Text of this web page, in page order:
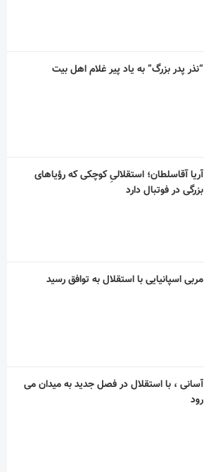
“نذر پدر بزرگ” به یاد پیر غلام اهل بیت
آریا آقاسلطان؛ استقلالیِ کوچکی که رؤیاهای
بزرگی در فوتبال دارد
مربی اسپانیایی با استقلال به توافق رسید
آسانی ، با استقلال در فصل جدید به میدان می
رود